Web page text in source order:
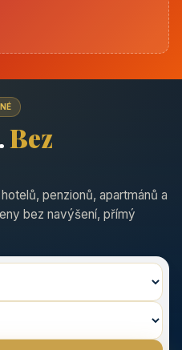
Bez
penzionů, apartmánů a
bez navýšení, přímý